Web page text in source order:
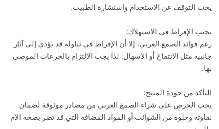
يجب التوقف عن الاستخدام واستشارة الطبيب.
تجنب الإفراط في الاستهلاك:
رغم فوائد الصمغ العربي، إلا أن الإفراط في تناوله قد يؤدي إلى آثار
جانبية مثل الانتفاخ أو الإسهال. لذا يجب الالتزام بالجرعات الموصى
بها.
التأكد من جودة المنتج:
يجب الحرص على شراء الصمغ العربي من مصادر موثوقة لضمان
نقاوته وخلوه من الشوائب أو المواد المضافة التي قد تضر بصحة الأم